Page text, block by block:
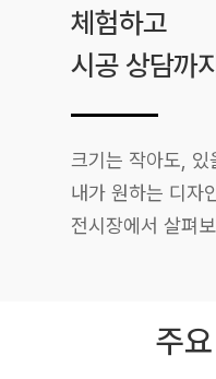
체험하고
시공 상담까
크기는 작아도, 있
내가 원하는 디자
전시장에서 살펴
주